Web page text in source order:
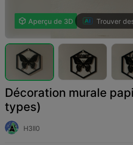
 Aperçu de 3D Trouver
Décoration murale
types)
H3ll0